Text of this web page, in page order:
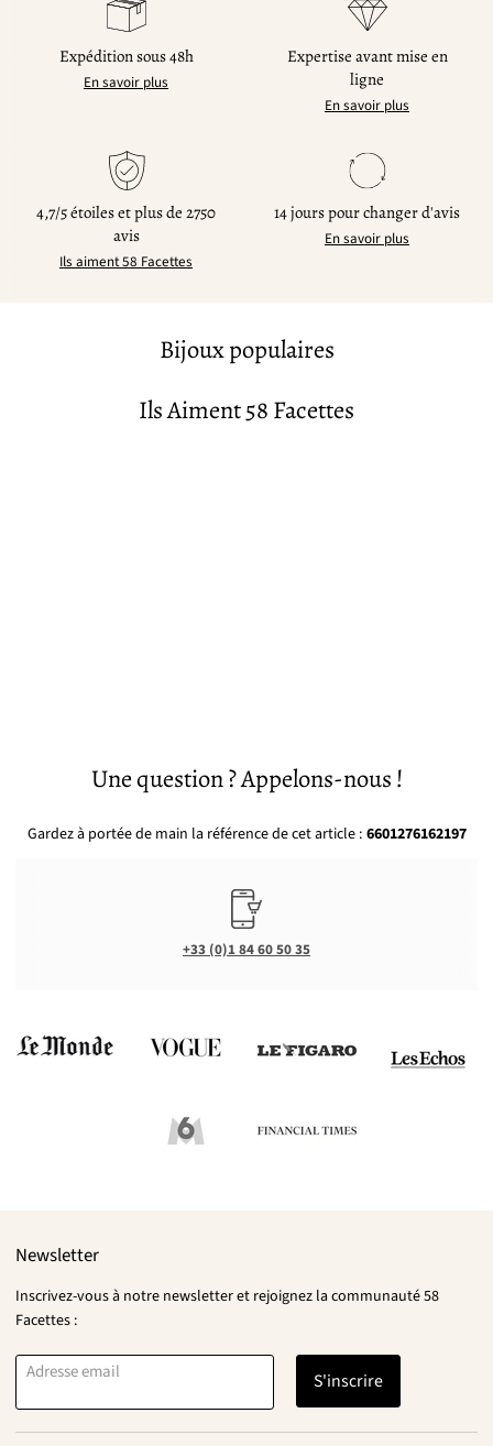
Expédition sous 48h
En savoir plus
Expertise avant mise en
ligne
En savoir plus
4,7/5 étoiles et plus de 2750
avis
Ils aiment 58 Facettes
14 jours pour changer d'avis
En savoir plus
Bijoux populaires
Ils Aiment 58 Facettes
Une question ? Appelons-nous !
Gardez à portée de main la référence de cet article : 6601276162197
+33 (0)1 84 60 50 35
Newsletter
Inscrivez-vous à notre newsletter et rejoignez la communauté 58
Facettes :
Adresse email S'inscrire